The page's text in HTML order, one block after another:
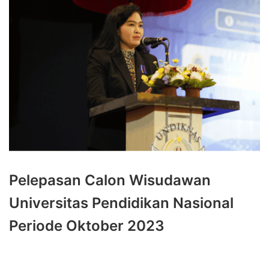
Pelepasan Calon Wisudawan
Universitas Pendidikan Nasional
Periode Oktober 2023